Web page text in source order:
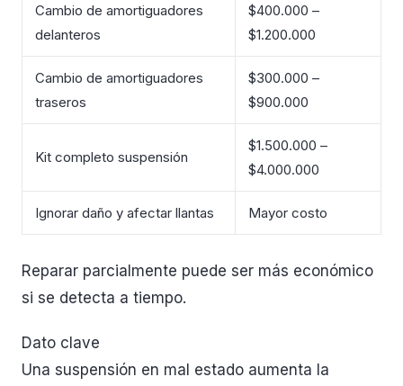
Cambio de amortiguadores
delanteros
$400.000 –
$1.200.000
Cambio de amortiguadores
traseros
$300.000 –
$900.000
Kit completo suspensión
$1.500.000 –
$4.000.000
Ignorar daño y afectar llantas Mayor costo
Reparar parcialmente puede ser más económico
si se detecta a tiempo.
Dato clave
Una suspensión en mal estado aumenta la